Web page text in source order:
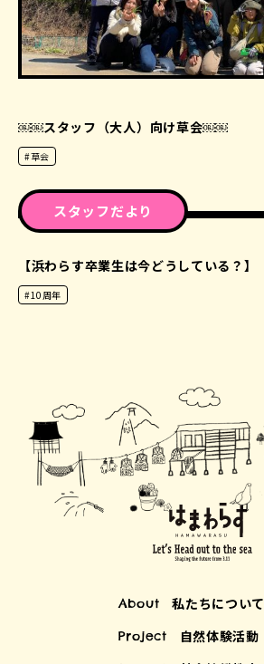
￼￼スタッフ（大人）向け草会￼￼
#草会
スタッフだより
【浜わらす卒業生は今どうしている？】
#10周年
About 私たちについて
Project 自然体験活動